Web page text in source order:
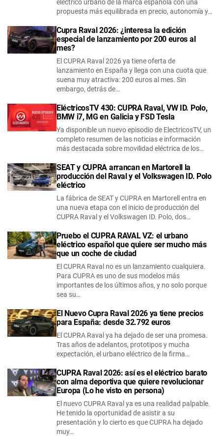
eléctrico urbano de la marca española con una
propuesta más equilibrada en precio, autonomía y…
Cupra Raval 2026: ¿interesa la edición
especial de lanzamiento por 200 euros al
mes?
El CUPRA Raval 2026 ya tiene oferta de
lanzamiento en España y llega con una cuota que
suena muy atractiva: 200 euros al mes. Sin
embargo, detrás de…
EléctricosTV 430: CUPRA Raval, VW ID. Polo,
BMW i7, MG en Galicia y FSD Tesla
Ya disponible un nuevo episodio de ElectricosTV, un
completo resumen de las noticias e información
más destacada sobre movilidad eléctrica de los…
SEAT y CUPRA arrancan en Martorell la
producción del Raval y el Volkswagen ID. Polo
eléctrico
La fábrica de SEAT y CUPRA en Martorell entra en
una nueva etapa con el inicio de producción del
CUPRA Raval y el Volkswagen ID. Polo, dos…
Pruebo el CUPRA RAVAL VZ: el urbano
eléctrico español que quiere ser mucho más
que un coche de ciudad
El CUPRA Raval no es un lanzamiento cualquiera.
Para CUPRA es uno de sus modelos más
importantes de los últimos años, y no solo porque
sea su…
El Nuevo Cupra Raval 2026 ya tiene precios
para España: desde 32.792 euros
El CUPRA Raval ya ha dejado de ser una promesa.
Tras años de adelantos, prototipos y mucha
expectación, el urbano eléctrico de la firma…
CUPRA Raval 2026: así es el eléctrico barato
con alma deportiva que quiere revolucionar
Europa (Lo he visto en persona)
El nuevo CUPRA Raval ya es una realidad palpable.
He tenido la oportunidad de asistir a su
presentación y lo cierto es que CUPRA ha dejado
muy…